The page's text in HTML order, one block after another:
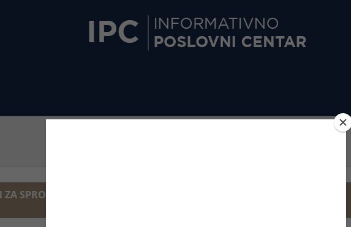
SPROVOĐENJE STRATEGIJE RAZVOJA JAVNIH NABAVKI U REPUBLICI